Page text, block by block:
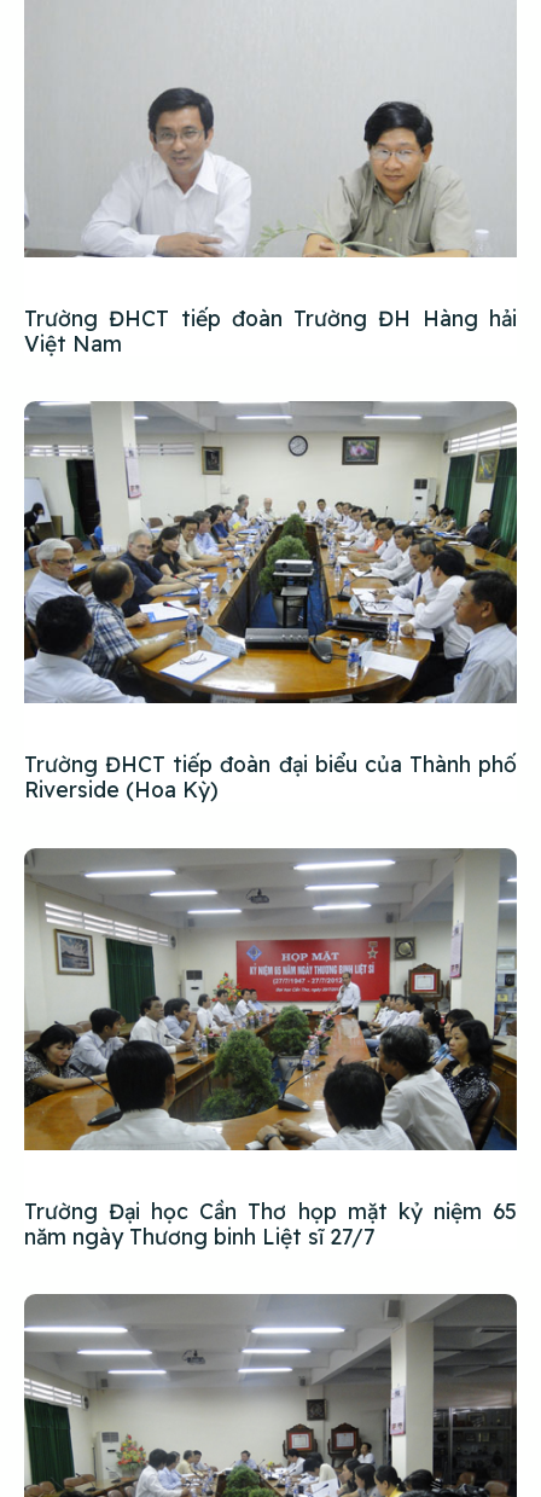
Trường ĐHCT tiếp đoàn Trường ĐH Hàng hải
Việt Nam
Trường ĐHCT tiếp đoàn đại biểu của Thành phố
Riverside (Hoa Kỳ)
Trường Đại học Cần Thơ họp mặt kỷ niệm 65
năm ngày Thương binh Liệt sĩ 27/7